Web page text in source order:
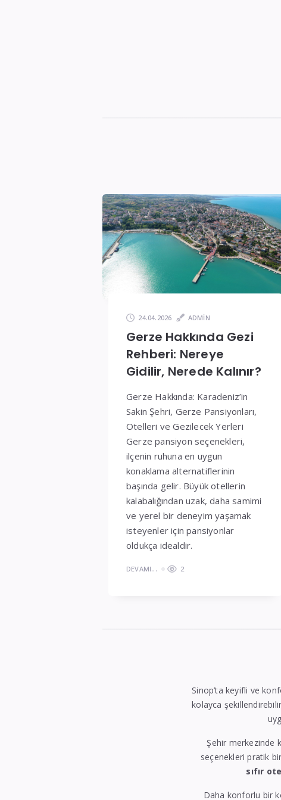
İyi
Konaklama
Seçenekleri
ve
Fiyatlar
24.04.2026 ADMIN
Gerze Hakkında Gezi
Rehberi: Nereye
Gidilir, Nerede Kalınır?
Gerze Hakkında: Karadeniz’in
Sakin Şehri, Gerze Pansiyonları,
Otelleri ve Gezilecek Yerleri
Gerze pansiyon seçenekleri,
ilçenin ruhuna en uygun
konaklama alternatiflerinin
başında gelir. Büyük otellerin
kalabalığından uzak, daha samimi
ve yerel bir deneyim yaşamak
isteyenler için pansiyonlar
oldukça idealdir.
DEVAMI... 2
Sinop’ta keyifli ve
kolayca
Şehir merkezinde
seçenekleri pratik
sıfır
Daha konforlu bir